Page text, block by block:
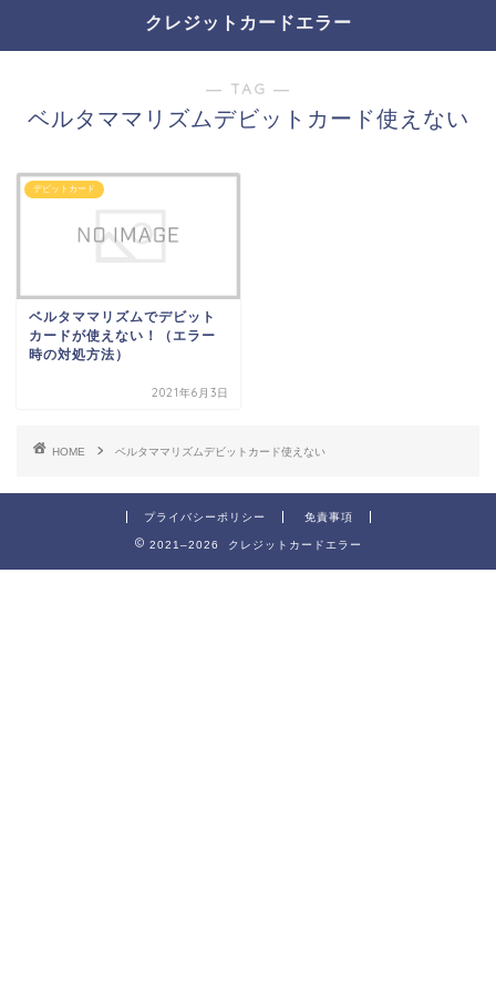
クレジットカードエラー
― TAG ―
ベルタママリズムデビットカード使えない
デビットカード
ベルタママリズムでデビット
カードが使えない！（エラー
時の対処方法）
2021年6月3日
HOME ベルタママリズムデビットカード使えない
プライバシーポリシー 免責事項
2021–2026 クレジットカードエラー